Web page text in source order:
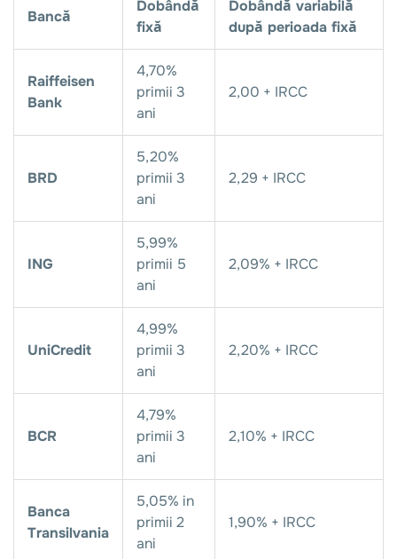
Bancă
Dobândă
fixă
Dobândă variabilă
după perioada fixă
Raiffeisen
Bank
4,70%
primii 3
ani
2,00 + IRCC
BRD
5,20%
primii 3
ani
2,29 + IRCC
ING
5,99%
primii 5
ani
2,09% + IRCC
UniCredit
4,99%
primii 3
ani
2,20% + IRCC
BCR
4,79%
primii 3
ani
2,10% + IRCC
Banca
Transilvania
5,05% in
primii 2
ani
1,90% + IRCC